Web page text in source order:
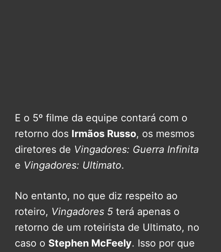
E o 5º filme da equipe contará com o
retorno dos Irmãos Russo, os mesmos
diretores de Vingadores: Guerra Infinita
e Vingadores: Ultimato.
No entanto, no que diz respeito ao
roteiro, Vingadores 5 terá apenas o
retorno de um roteirista de Ultimato, no
caso o Stephen McFeely. Isso por que